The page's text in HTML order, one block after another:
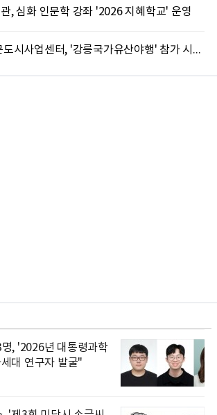
, 심화 인문학 강좌 '2026 지혜학교' 운영
가톨릭관동대 인문도시사업센터, '강릉국가유산야행' 참가 시민 15명 모집
, '2026년 대통령과학
대 연구자 발굴"